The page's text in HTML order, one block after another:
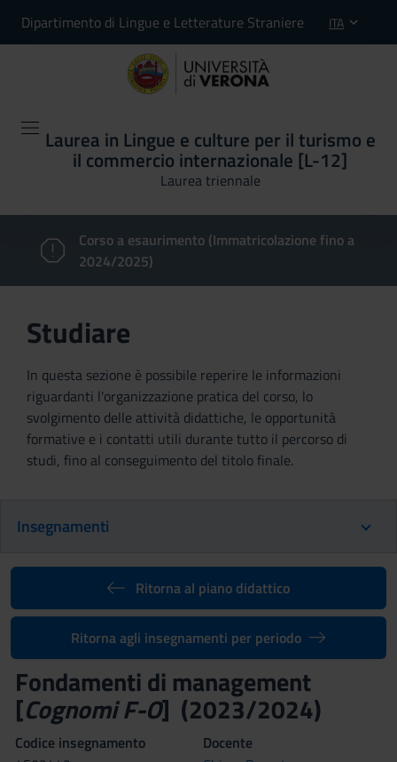
Dipartimento di Lingue e Letterature Straniere ITA
Laurea in Lingue e culture per il turismo e
il commercio internazionale [L-12]
Laurea triennale
Corso a esaurimento (Immatricolazione fino a
2024/2025)
Studiare
In questa sezione è possibile reperire le informazioni
riguardanti l'organizzazione pratica del corso, lo
svolgimento delle attività didattiche, le opportunità
formative e i contatti utili durante tutto il percorso di
studi, fino al conseguimento del titolo finale.
Insegnamenti
Ritorna al piano didattico
Ritorna agli insegnamenti per periodo
Fondamenti di management
[Cognomi F-O] (2023/2024)
Codice insegnamento
Docente